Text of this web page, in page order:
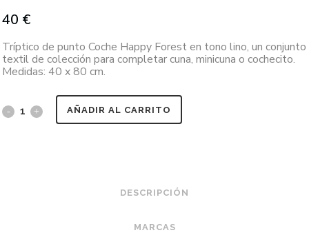
40 €
Tríptico de punto Coche Happy Forest en tono lino, un conjunto
textil de colección para completar cuna, minicuna o cochecito.
Medidas: 40 x 80 cm.
AÑADIR AL CARRITO
DESCRIPCIÓN
MARCAS